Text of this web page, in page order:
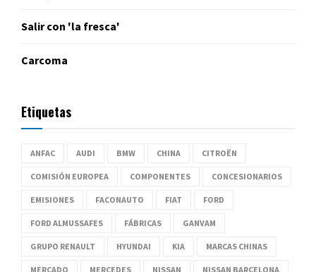
Salir con 'la fresca'
Carcoma
Etiquetas
ANFAC AUDI BMW CHINA CITROËN
COMISIÓN EUROPEA COMPONENTES CONCESIONARIOS
EMISIONES FACONAUTO FIAT FORD
FORD ALMUSSAFES FÁBRICAS GANVAM
GRUPO RENAULT HYUNDAI KIA MARCAS CHINAS
MERCADO MERCEDES NISSAN NISSAN BARCELONA